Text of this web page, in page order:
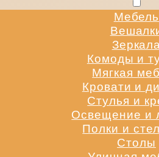
Мебель
Зеркала
Комоды и
Мягкая
Кровати и
Стулья и
Освещение и
Полки и
Столы